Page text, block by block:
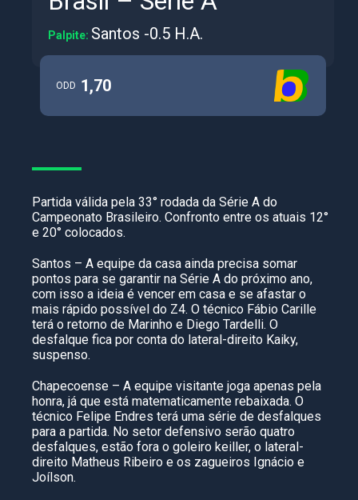
Palpite: Santos -0.5 H.A.
ODD 1,70
Partida válida pela 33° rodada da Série A do
Campeonato Brasileiro. Confronto entre os atuais 12°
e 20° colocados.
Santos – A equipe da casa ainda precisa somar
pontos para se garantir na Série A do próximo ano,
com isso a ideia é vencer em casa e se afastar o
mais rápido possível do Z4. O técnico Fábio Carille
terá o retorno de Marinho e Diego Tardelli. O
desfalque fica por conta do lateral-direito Kaiky,
suspenso.
Chapecoense – A equipe visitante joga apenas pela
honra, já que está matematicamente rebaixada. O
técnico Felipe Endres terá uma série de desfalques
para a partida. No setor defensivo serão quatro
desfalques, estão fora o goleiro keiller, o lateral-
direito Matheus Ribeiro e os zagueiros Ignácio e
Joílson.